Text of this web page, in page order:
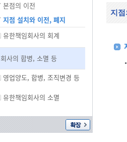
본점의 이전
지점 설치와 이전, 폐지
유한책임회사의 회계
회사의 합병, 소멸 등
영업양도, 합병, 조직변경 등
유한책임회사의 소멸
지